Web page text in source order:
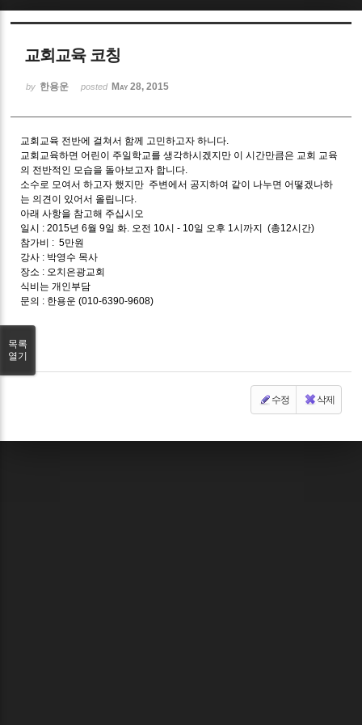
교회교육 코칭
by 한용운 posted May 28, 2015
교회교육 전반에 걸쳐서 함께 고민하고자 하니다.
교회교육하면 어린이 주일학교를 생각하시겠지만 이 시간만큼은 교회 교육
의 전반적인 모습을 돌아보고자 합니다.
소수로 모여서 하고자 했지만 주변에서 공지하여 같이 나누면 어떻겠나하
는 의견이 있어서 올립니다.
아래 사항을 참고해 주십시오
일시 : 2015년 6월 9일 화. 오전 10시 - 10일 오후 1시까지 (총12시간)
참가비 : 5만원
강사 : 박영수 목사
장소 : 오치은광교회
식비는 개인부담
문의 : 한용운 (010-6390-9608)
수정 삭제
목록
열기
Sketchbook5, 스케치북5
Sketchbook5, 스케치북5